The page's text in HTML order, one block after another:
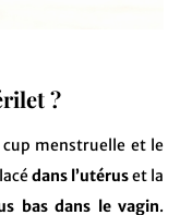
?
cup menstruelle et le
dans l’utéruset la
bas dans le vagin.